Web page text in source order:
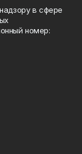
в сфере
номер: